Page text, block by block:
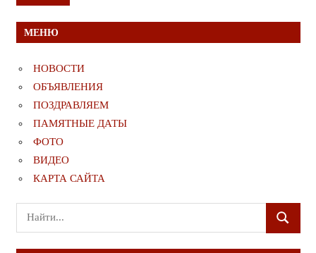
МЕНЮ
НОВОСТИ
ОБЪЯВЛЕНИЯ
ПОЗДРАВЛЯЕМ
ПАМЯТНЫЕ ДАТЫ
ФОТО
ВИДЕО
КАРТА САЙТА
Поиск
для:
ПОИСК